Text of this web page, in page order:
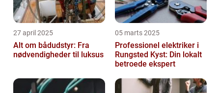
27 april 2025
Alt om bådudstyr: Fra
nødvendigheder til luksus
05 marts 2025
Professionel elektriker i
Rungsted Kyst: Din lokalt
betroede ekspert